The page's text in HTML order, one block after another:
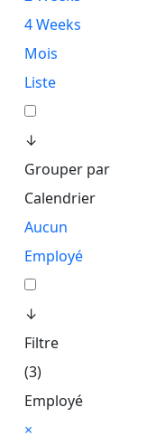
4 Weeks
Mois
Liste
↓
Grouper par
Calendrier
Aucun
Employé
↓
Filtre
(3)
Employé
×